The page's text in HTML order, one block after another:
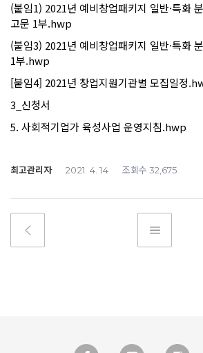
(붙임1) 2021년 예비창업패키지 일반·특화
고문 1부.hwp
(붙임3) 2021년 예비창업패키지 일반·특화
1부.hwp
[붙임4] 2021년 창업지원기관별 모집일정
3_신청서
5. 사회적기업가 육성사업 운영지침.hwp
최고관리자 2021. 4. 14 조회수 32,675